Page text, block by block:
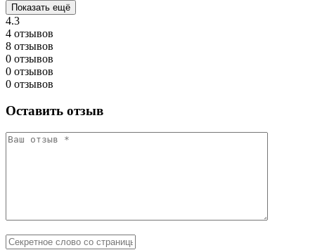
Показать ещё
4.3
4 отзывов
8 отзывов
0 отзывов
0 отзывов
0 отзывов
Оставить отзыв